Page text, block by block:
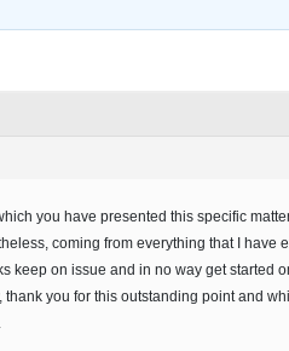
you have presented this specific
coming from everything that I have
keep on issue and in no way get started
thank you for this outstanding point and